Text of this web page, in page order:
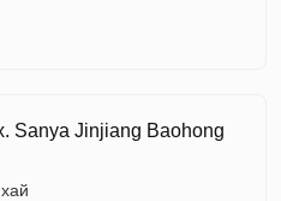
Sanya Jinjiang Baohong